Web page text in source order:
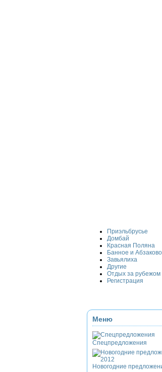
Приэльбрусье
Домбай
Красная Поляна
Банное и Абзаково
Завьялиха
Другие
Отдых за рубежом
Регистрация
Меню
Спецпредложения
Новогодние